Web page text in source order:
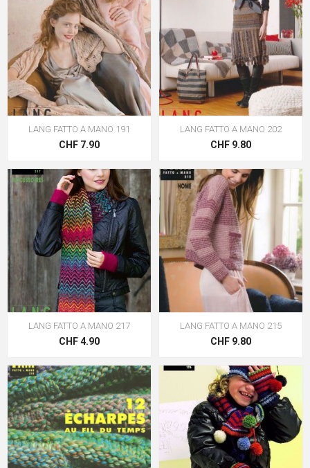
LANG FATTO A MANO 191
CHF 7.90
LANG FATTO A MANO 202
CHF 9.80
LANG FATTO A MANO 217
CHF 4.90
LANG FATTO A MANO 215
CHF 9.80